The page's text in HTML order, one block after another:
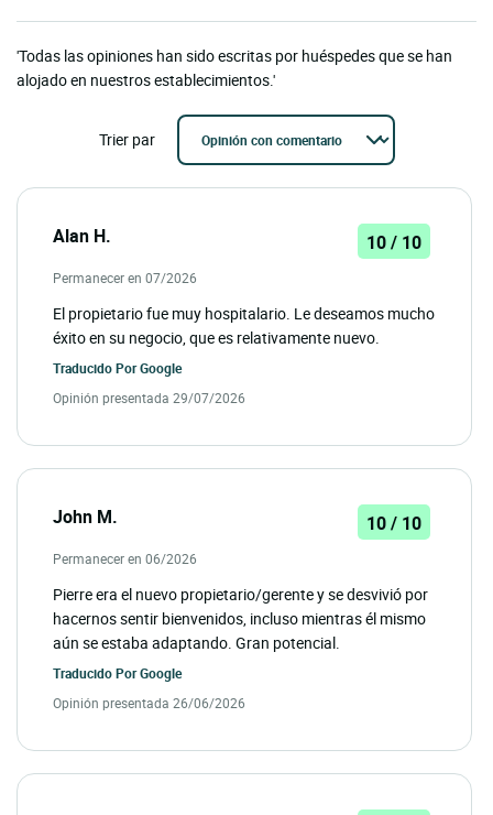
'Todas las opiniones han sido escritas por huéspedes que se han
alojado en nuestros establecimientos.'
Trier par
Alan H. 10 / 10
Permanecer en 07/2026
El propietario fue muy hospitalario. Le deseamos mucho
éxito en su negocio, que es relativamente nuevo.
Traducido PorGoogle
Opinión presentada 29/07/2026
John M. 10 / 10
Permanecer en 06/2026
Pierre era el nuevo propietario/gerente y se desvivió por
hacernos sentir bienvenidos, incluso mientras él mismo
aún se estaba adaptando. Gran potencial.
Traducido PorGoogle
Opinión presentada 26/06/2026